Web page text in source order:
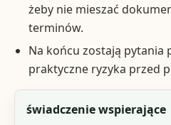
żeby nie mieszać
terminów.
Na końcu zostają pytania
praktyczne ryzyka przed
Fraza
świadczenie wspierające